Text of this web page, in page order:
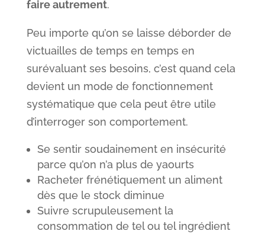
faire autrement.
Peu importe qu’on se laisse déborder de
victuailles de temps en temps en
surévaluant ses besoins, c’est quand cela
devient un mode de fonctionnement
systématique que cela peut être utile
d’interroger son comportement.
Se sentir soudainement en insécurité
parce qu’on n’a plus de yaourts
Racheter frénétiquement un aliment
dès que le stock diminue
Suivre scrupuleusement la
consommation de tel ou tel ingrédient